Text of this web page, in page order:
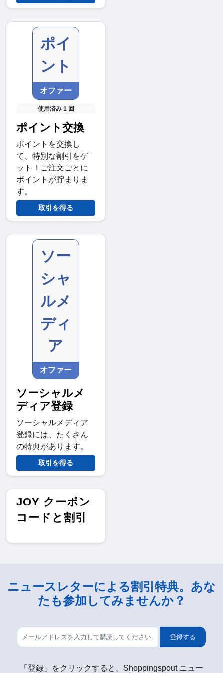
ポイ
ント
オファー
使用済み 1 回
ポイント交換
ポイントを交換し
て、特別な割引をゲ
ット！ご注文ごとに
ポイントが貯まりま
す。
取引を得る
ソー
シャ
ルメ
ディ
ア
オファー
ソーシャルメ
ディア登録
ソーシャルメディア
登録には、たくさん
の特典があります。
取引を得る
JOY クーポン
コードと割引
ニュースレターによる割引特典。あな
たも参加してみませんか？
登録する
「登録」をクリックすると、Shoppingspout ニュー